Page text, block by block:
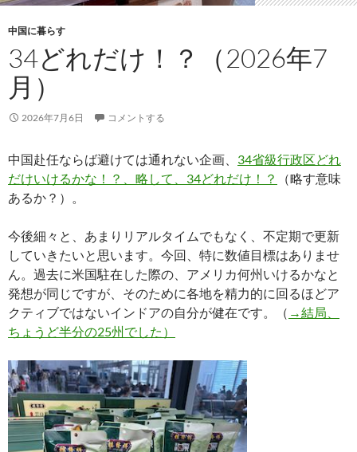
中国に暮らす
34どれだけ！？（2026年7
月）
2026年7月6日 コメントする
中国赴任ならば避けては通れない企画、 34省級行政区どれ
だけいけるかな！？、略して、34どれだけ！？
（略す意味
あるか？）。
今後細々と、あまりリアルタイムでもなく、不定期で更新
していきたいと思います。今回、特に数値目標はありませ
ん。過去に米国駐在した際の、アメリカ何州いけるかなと
発想が同じですが、そのために各地を精力的に回るほどア
クティブではないインドアの自分が健在です。（ →結局、
ちょうど半分の25州でした）